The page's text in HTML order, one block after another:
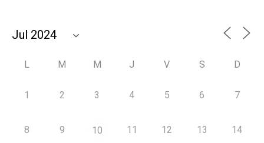
L M M J V S D
1 2 3 4 5 6 7
8 9 10 11 12 13 14